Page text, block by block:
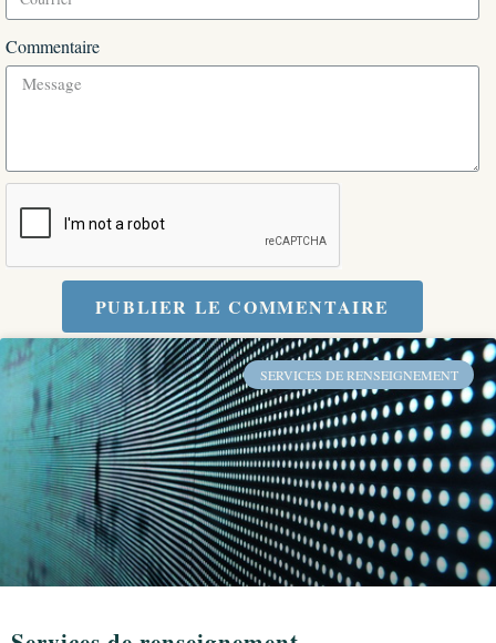
SERVICES DE RENSEIGNEMENT
Commentaire
PUBLIER LE COMMENTAIRE